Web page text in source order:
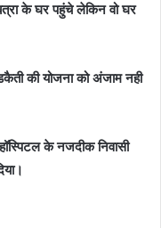
के घर पहुंचे लेकिन वो घर
की योजना को अंजाम नही
के नजदीक निवासी